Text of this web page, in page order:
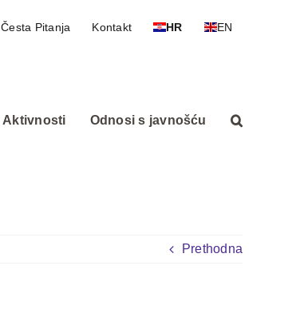
Česta Pitanja Kontakt HR EN
Aktivnosti Odnosi s javnošću
Prethodna